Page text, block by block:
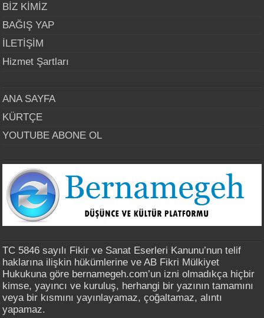
BİZ KİMİZ
BAĞIŞ YAP
İLETİŞİM
Hizmet Şartları
ANA SAYFA
KÜRTÇE
YOUTUBE ABONE OL
TC 5846 sayılı Fikir ve Sanat Eserleri Kanunu’nun telif
haklarına ilişkin hükümlerine ve AB Fikri Mülkiyet
Hukukuna göre bernamegeh.com’un izni olmadıkça hiçbir
kimse, yayıncı ve kuruluş, herhangi bir yazının tamamını
veya bir kısmını yayınlayamaz, çoğaltamaz, alıntı
yapamaz.